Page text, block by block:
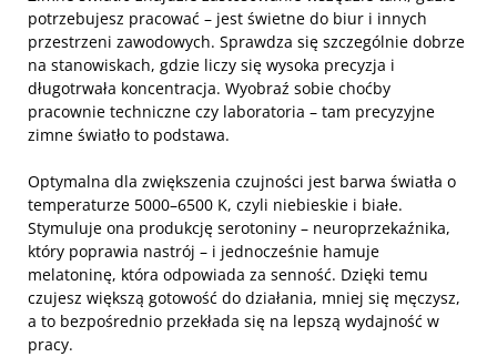
potrzebujesz pracować – jest świetne do biur i innych
przestrzeni zawodowych. Sprawdza się szczególnie dobrze
na stanowiskach, gdzie liczy się wysoka precyzja i
długotrwała koncentracja. Wyobraź sobie choćby
pracownie techniczne czy laboratoria – tam precyzyjne
zimne światło to podstawa.
Optymalna dla zwiększenia czujności jest barwa światła o
temperaturze 5000–6500 K, czyli niebieskie i białe.
Stymuluje ona produkcję serotoniny – neuroprzekaźnika,
który poprawia nastrój – i jednocześnie hamuje
melatoninę, która odpowiada za senność. Dzięki temu
czujesz większą gotowość do działania, mniej się męczysz,
a to bezpośrednio przekłada się na lepszą wydajność w
pracy.